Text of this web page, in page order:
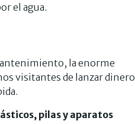
el agua.
la enorme
visitantes de lanzar dinero
pilas y aparatos